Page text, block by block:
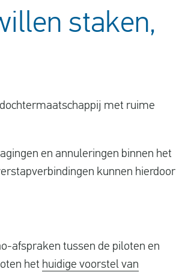
staken,
met ruime
en annuleringen binnen het
kunnen hierdoor
afspraken tussen de piloten en
het huidige voorstel van